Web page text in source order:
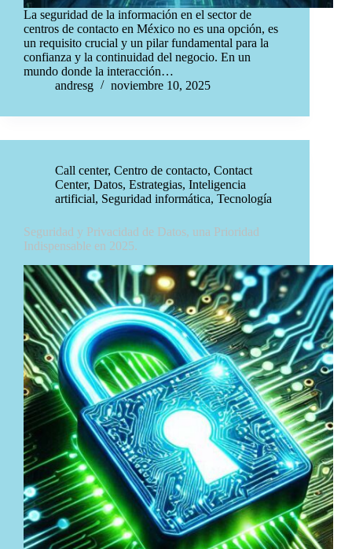
La seguridad de la información en el sector de
centros de contacto en México no es una opción, es
un requisito crucial y un pilar fundamental para la
confianza y la continuidad del negocio. En un
mundo donde la interacción…
andresg
noviembre 10, 2025
Call center, Centro de contacto, Contact
Center, Datos, Estrategias, Inteligencia
artificial, Seguridad informática, Tecnología
Seguridad y Privacidad de Datos, una Prioridad
Indispensable en 2025.